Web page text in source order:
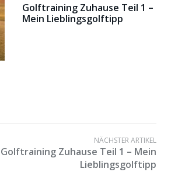
Golftraining Zuhause Teil 1 –
Mein Lieblingsgolftipp
NÄCHSTER ARTIKEL
Golftraining Zuhause Teil 1 – Mein
Lieblingsgolftipp